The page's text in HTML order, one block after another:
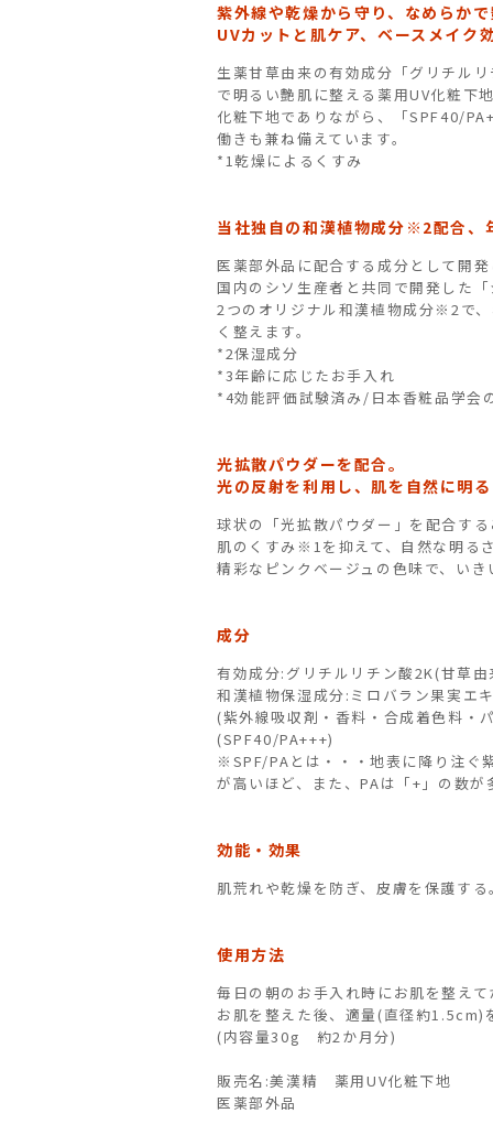
紫外線や乾燥から守り、なめらか
UVカットと肌ケア、ベースメイク
生薬甘草由来の有効成分「グリチル
で明るい艶肌に整える薬用UV化粧下
化粧下地でありながら、「SPF40/
働きも兼ね備えています。
*1乾燥によるくすみ
当社独自の和漢植物成分※2配合、
医薬部外品に配合する成分として開
国内のシソ生産者と共同で開発した
2つのオリジナル和漢植物成分※2で
く整えます。
*2保湿成分
*3年齢に応じたお手入れ
*4効能評価試験済み/日本香粧品学会
光拡散パウダーを配合。
光の反射を利用し、肌を自然に明
球状の「光拡散パウダー」を配合す
肌のくすみ※1を抑えて、自然な明る
精彩なピンクベージュの色味で、い
成分
有効成分:グリチルリチン酸2K(甘草
和漢植物保湿成分:ミロバラン果実エ
(紫外線吸収剤・香料・合成着色料・
(SPF40/PA+++)
※SPF/PAとは・・・地表に降り注ぐ
が高いほど、また、PAは「+」の数
効能・効果
肌荒れや乾燥を防ぎ、皮膚を保護する
使用方法
毎日の朝のお手入れ時にお肌を整え
お肌を整えた後、適量(直径約1.5cm)
(内容量30g 約2か月分)
販売名:美漢精 薬用UV化粧下地
医薬部外品